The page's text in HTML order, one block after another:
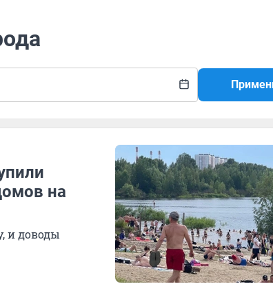
на
и доводы